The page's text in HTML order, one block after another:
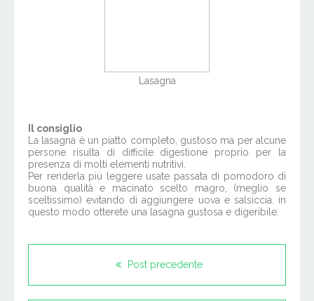
Lasagna
Il consiglio
La lasagna è un piatto completo, gustoso ma per alcune
persone risulta di difficile digestione proprio per la
presenza di molti elementi nutritivi.
Per renderla più leggere usate passata di pomodoro di
buona qualità e macinato scelto magro, (meglio se
sceltissimo) evitando di aggiungere uova e salsiccia. in
questo modo otterete una lasagna gustosa e digeribile.
Post precedente